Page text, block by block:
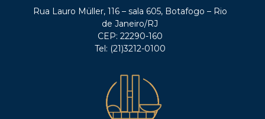
Rua Lauro Müller, 116 – sala 605, Botafogo – Rio
de Janeiro/RJ
CEP: 22290-160
Tel: (21)3212-0100